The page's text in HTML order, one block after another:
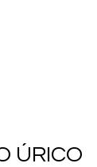
ÚRICO